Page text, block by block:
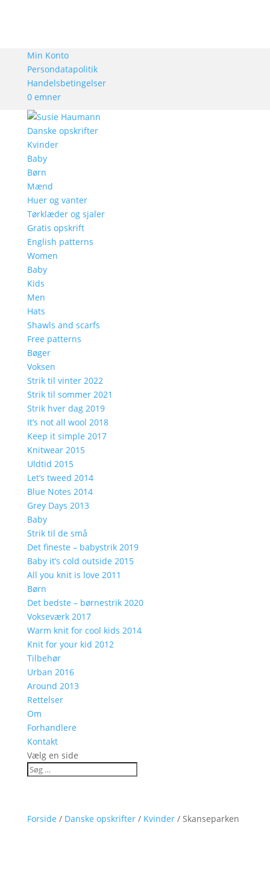
Min Konto
Persondatapolitik
Handelsbetingelser
0 emner
Danske opskrifter
Kvinder
Baby
Børn
Mænd
Huer og vanter
Tørklæder og sjaler
Gratis opskrift
English patterns
Women
Baby
Kids
Men
Hats
Shawls and scarfs
Free patterns
Bøger
Voksen
Strik til vinter 2022
Strik til sommer 2021
Strik hver dag 2019
It’s not all wool 2018
Keep it simple 2017
Knitwear 2015
Uldtid 2015
Let’s tweed 2014
Blue Notes 2014
Grey Days 2013
Baby
Strik til de små
Det fineste – babystrik 2019
Baby it’s cold outside 2015
All you knit is love 2011
Børn
Det bedste – børnestrik 2020
Vokseværk 2017
Warm knit for cool kids 2014
Knit for your kid 2012
Tilbehør
Urban 2016
Around 2013
Rettelser
Om
Forhandlere
Kontakt
Vælg en side
Forside / Danske opskrifter/ Kvinder/ Skanseparken